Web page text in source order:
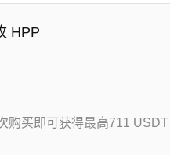
HPP
购买即可获得最高711